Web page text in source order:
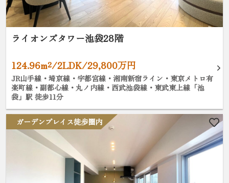
ライオンズタワー池袋28階
124.96m²/2LDK/29,800万円
JR山手線・埼京線・宇都宮線・湘南新宿ライン・東京メトロ有
楽町線・副都心線・丸ノ内線・西武池袋線・東武東上線「池
袋」駅 徒歩11分
ガーデンプレイス徒歩圏内